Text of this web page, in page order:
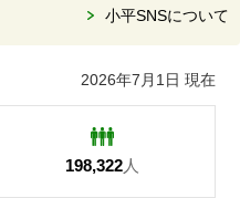
小平SNSについて
2026年7月1日 現在
198,322人